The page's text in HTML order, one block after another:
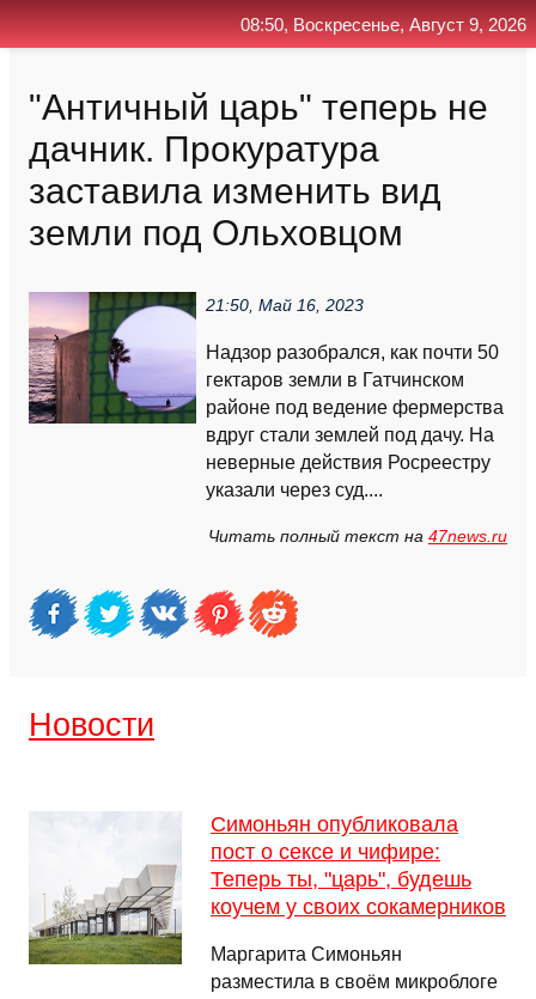
"Античный царь" теперь не
дачник. Прокуратура
заставила изменить вид
земли под Ольховцом
21:50, Май 16, 2023
Надзор разобрался, как почти 50
гектаров земли в Гатчинском
районе под ведение фермерства
вдруг стали землей под дачу. На
неверные действия Росреестру
указали через суд....
Читать полный текст на 47news.ru
Новости
Симоньян опубликовала
пост о сексе и чифире:
Теперь ты, "царь", будешь
коучем у своих сокамерников
Маргарита Симоньян
разместила в своём микроблоге
08:50, Воскресенье, Август 9, 2026